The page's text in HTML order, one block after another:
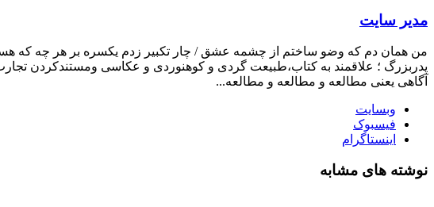
مدیر سایت
من همان دم که وضو ساختم از چشمه عشق / چار تکبیر زدم یکسره بر هر چه که
پدربزرگ ؛ علاقمند به کتاب،طبیعت گردی و کوهنوردی و عکاسی ومستندکردن
آگاهی یعنی مطالعه و مطالعه و مطالعه...
وبسایت
فیسبوک
اینستاگرام
نوشته های مشابه